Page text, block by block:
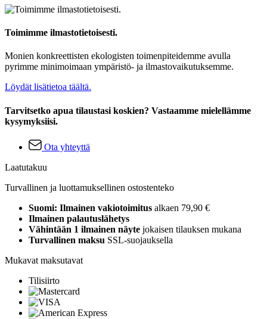
Toimimme ilmastotietoisesti.
Monien konkreettisten ekologisten toimenpiteidemme avulla
pyrimme minimoimaan ympäristö- ja ilmastovaikutuksemme.
Löydät lisätietoa täältä.
Tarvitsetko apua tilaustasi koskien? Vastaamme mielellämme
kysymyksiisi.
Ota yhteyttä
Laatutakuu
Turvallinen ja luottamuksellinen ostostenteko
Suomi: Ilmainen vakiotoimitus alkaen 79,90 €
Ilmainen palautuslähetys
Vähintään 1 ilmainen näyte jokaisen tilauksen mukana
Turvallinen maksu SSL-suojauksella
Mukavat maksutavat
Tilisiirto